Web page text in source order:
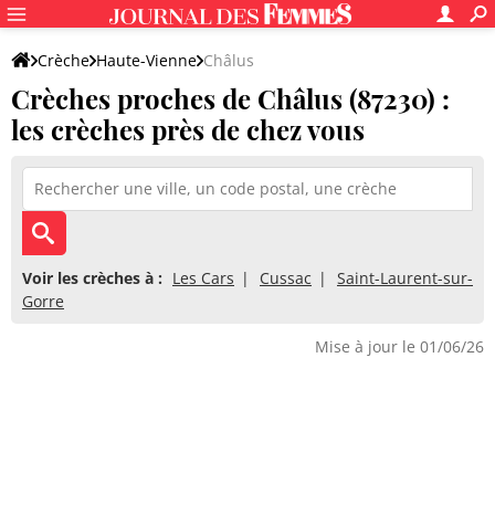
Crèche Haute-Vienne Châlus
Crèches proches de Châlus (87230) :
les crèches près de chez vous
Voir les crèches à : Les Cars Cussac
Saint-Laurent-sur-
Gorre
Mise à jour le 01/06/26